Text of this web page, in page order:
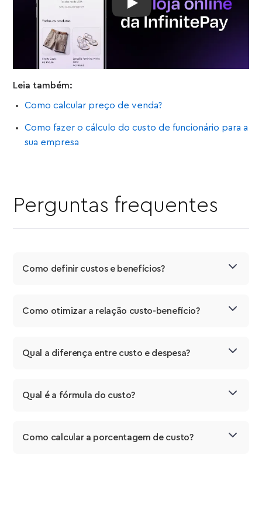
Play: Crie sua loja online de
Leia também:
Como calcular preço de venda?
Como fazer o cálculo do custo de funcionário para a
sua empresa
Perguntas frequentes
Como definir custos e benefícios?
Como otimizar a relação custo-benefício?
Qual a diferença entre custo e despesa?
Qual é a fórmula do custo?
Como calcular a porcentagem de custo?